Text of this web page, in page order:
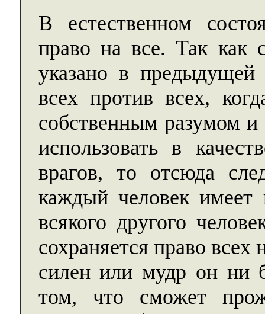
В естественном
право на все. Так как
указано в предыдущей
всех против всех,
собственным разумом
использовать в
врагов, то отсюда
каждый человек
всякого другого
сохраняется право
силен или мудр он ни
том, что сможет